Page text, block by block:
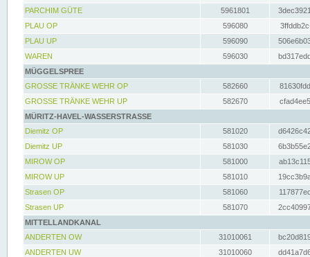
PARCHIM GÜTE
5961801
PLAU OP
596080
PLAU UP
596090
WAREN
596030
MÜGGELSPREE
GROSSE TRÄNKE WEHR OP
582660
GROSSE TRÄNKE WEHR UP
582670
MÜRITZ-HAVEL-WASSERSTRASSE
Diemitz OP
581020
Diemitz UP
581030
MIROW OP
581000
MIROW UP
581010
Strasen OP
581060
Strasen UP
581070
MITTELLANDKANAL
ANDERTEN OW
31010061
ANDERTEN UW
31010060